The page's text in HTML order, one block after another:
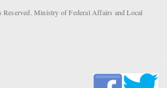
Ministry of Federal Affairs and Local